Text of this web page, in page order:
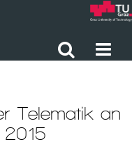
Telematik an